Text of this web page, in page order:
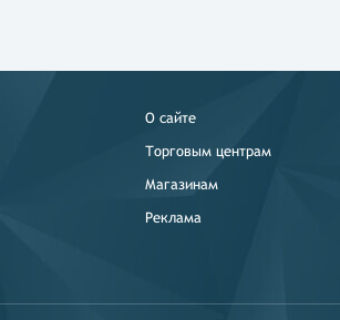
О сайте
Торговым центрам
Магазинам
Реклама